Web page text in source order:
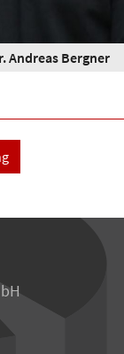
Andreas Bergner